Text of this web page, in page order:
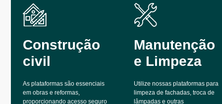
Construção
civil
As plataformas são essenciais
em obras e reformas,
proporcionando acesso seguro
Manutenção
e Limpeza
Utilize nossas plataformas para
limpeza de fachadas, troca de
lâmpadas e outras